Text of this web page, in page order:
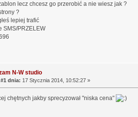
lecz chcesz go przerobić a nie wiesz jak ?
?
lepiej trafić
SMS/PRZELEW
N-W studio
dnia: 17 Stycznia 2014, 10:52:27 »
chętnych jakby sprecyzował "niska cena"